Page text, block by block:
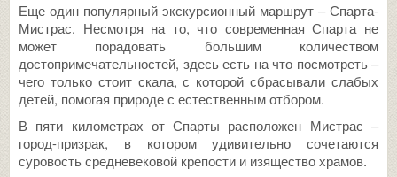
Еще один популярный экскурсионный маршрут – Спарта-
Мистрас. Несмотря на то, что современная Спарта не
может порадовать большим количеством
достопримечательностей, здесь есть на что посмотреть –
чего только стоит скала, с которой сбрасывали слабых
детей, помогая природе с естественным отбором.
В пяти километрах от Спарты расположен Мистрас –
город-призрак, в котором удивительно сочетаются
суровость средневековой крепости и изящество храмов.